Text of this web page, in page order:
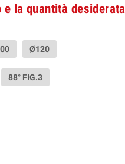
la quantità desiderata
Ø120
88° FIG.3